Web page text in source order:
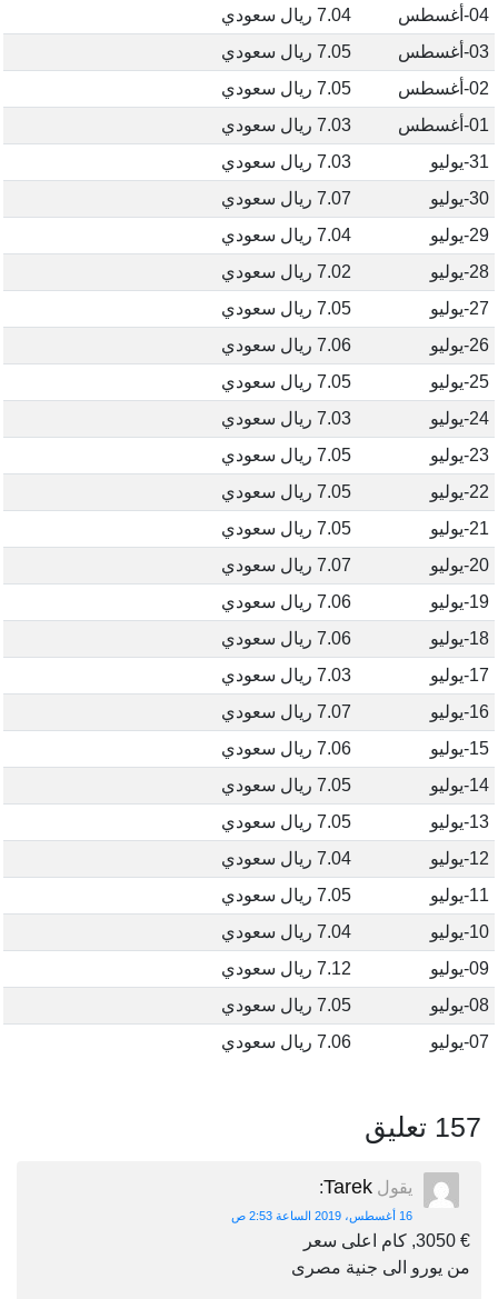
04-أغسطس
7.04 ريال سعودي
03-أغسطس
7.05 ريال سعودي
02-أغسطس
7.05 ريال سعودي
01-أغسطس
7.03 ريال سعودي
31-يوليو
7.03 ريال سعودي
30-يوليو
7.07 ريال سعودي
29-يوليو
7.04 ريال سعودي
28-يوليو
7.02 ريال سعودي
27-يوليو
7.05 ريال سعودي
26-يوليو
7.06 ريال سعودي
25-يوليو
7.05 ريال سعودي
24-يوليو
7.03 ريال سعودي
23-يوليو
7.05 ريال سعودي
22-يوليو
7.05 ريال سعودي
21-يوليو
7.05 ريال سعودي
20-يوليو
7.07 ريال سعودي
19-يوليو
7.06 ريال سعودي
18-يوليو
7.06 ريال سعودي
17-يوليو
7.03 ريال سعودي
16-يوليو
7.07 ريال سعودي
15-يوليو
7.06 ريال سعودي
14-يوليو
7.05 ريال سعودي
13-يوليو
7.05 ريال سعودي
12-يوليو
7.04 ريال سعودي
11-يوليو
7.05 ريال سعودي
10-يوليو
7.04 ريال سعودي
09-يوليو
7.12 ريال سعودي
08-يوليو
7.05 ريال سعودي
07-يوليو
7.06 ريال سعودي
157 تعليق
يقول Tarek
:
16 أغسطس، 2019 الساعة 2:53 ص
€ 3050, كام اعلى سعر
من يورو الى جنية مصرى